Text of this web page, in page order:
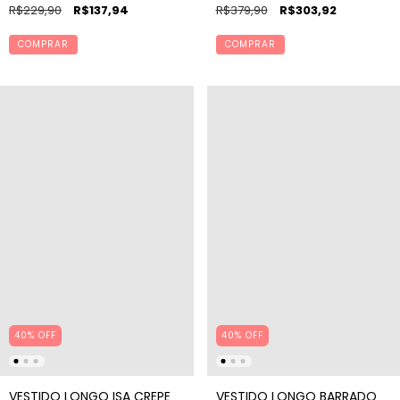
R$229,90 R$137,94
COMPRAR
R$379,90 R$303,92
COMPRAR
40% OFF
VESTIDO LONGO ISA CREPE
40% OFF